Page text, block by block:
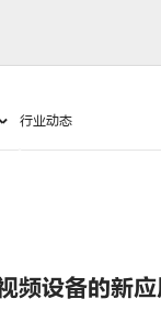
频设备的新应